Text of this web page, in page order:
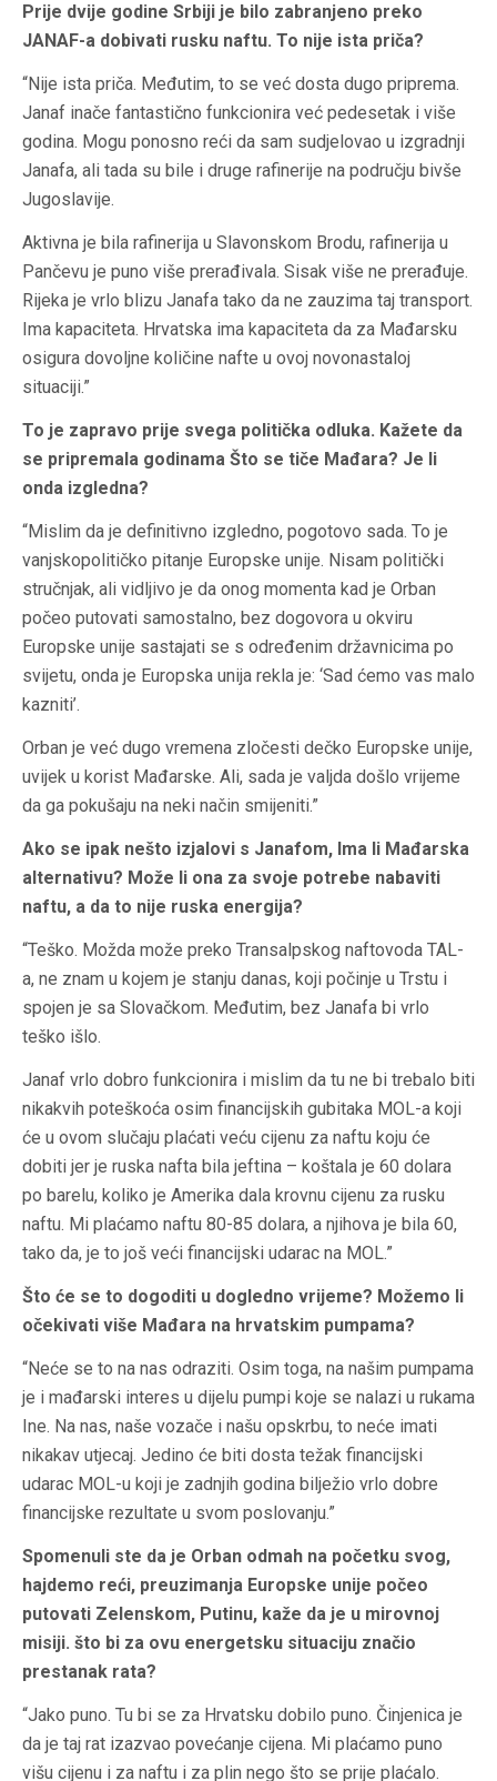
Prije dvije godine Srbiji je bilo zabranjeno preko
JANAF-a dobivati rusku naftu. To nije ista priča?
“Nije ista priča. Međutim, to se već dosta dugo priprema.
Janaf inače fantastično funkcionira već pedesetak i više
godina. Mogu ponosno reći da sam sudjelovao u izgradnji
Janafa, ali tada su bile i druge rafinerije na području bivše
Jugoslavije.
Aktivna je bila rafinerija u Slavonskom Brodu, rafinerija u
Pančevu je puno više prerađivala. Sisak više ne prerađuje.
Rijeka je vrlo blizu Janafa tako da ne zauzima taj transport.
Ima kapaciteta. Hrvatska ima kapaciteta da za Mađarsku
osigura dovoljne količine nafte u ovoj novonastaloj
situaciji.”
To je zapravo prije svega politička odluka. Kažete da
se pripremala godinama Što se tiče Mađara? Je li
onda izgledna?
“Mislim da je definitivno izgledno, pogotovo sada. To je
vanjskopolitičko pitanje Europske unije. Nisam politički
stručnjak, ali vidljivo je da onog momenta kad je Orban
počeo putovati samostalno, bez dogovora u okviru
Europske unije sastajati se s određenim državnicima po
svijetu, onda je Europska unija rekla je: ‘Sad ćemo vas malo
kazniti’.
Orban je već dugo vremena zločesti dečko Europske unije,
uvijek u korist Mađarske. Ali, sada je valjda došlo vrijeme
da ga pokušaju na neki način smijeniti.”
Ako se ipak nešto izjalovi s Janafom, Ima li Mađarska
alternativu? Može li ona za svoje potrebe nabaviti
naftu, a da to nije ruska energija?
“Teško. Možda može preko Transalpskog naftovoda TAL-
a, ne znam u kojem je stanju danas, koji počinje u Trstu i
spojen je sa Slovačkom. Međutim, bez Janafa bi vrlo
teško išlo.
Janaf vrlo dobro funkcionira i mislim da tu ne bi trebalo biti
nikakvih poteškoća osim financijskih gubitaka MOL-a koji
će u ovom slučaju plaćati veću cijenu za naftu koju će
dobiti jer je ruska nafta bila jeftina – koštala je 60 dolara
po barelu, koliko je Amerika dala krovnu cijenu za rusku
naftu. Mi plaćamo naftu 80-85 dolara, a njihova je bila 60,
tako da, je to još veći financijski udarac na MOL.”
Što će se to dogoditi u dogledno vrijeme? Možemo li
očekivati više Mađara na hrvatskim pumpama?
“Neće se to na nas odraziti. Osim toga, na našim pumpama
je i mađarski interes u dijelu pumpi koje se nalazi u rukama
Ine. Na nas, naše vozače i našu opskrbu, to neće imati
nikakav utjecaj. Jedino će biti dosta težak financijski
udarac MOL-u koji je zadnjih godina bilježio vrlo dobre
financijske rezultate u svom poslovanju.”
Spomenuli ste da je Orban odmah na početku svog,
hajdemo reći, preuzimanja Europske unije počeo
putovati Zelenskom, Putinu, kaže da je u mirovnoj
misiji. što bi za ovu energetsku situaciju značio
prestanak rata?
“Jako puno. Tu bi se za Hrvatsku dobilo puno. Činjenica je
da je taj rat izazvao povećanje cijena. Mi plaćamo puno
višu cijenu i za naftu i za plin nego što se prije plaćalo.